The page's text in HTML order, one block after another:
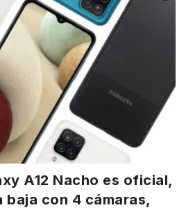
A12 Nacho es oficial,
baja con 4 cámaras,